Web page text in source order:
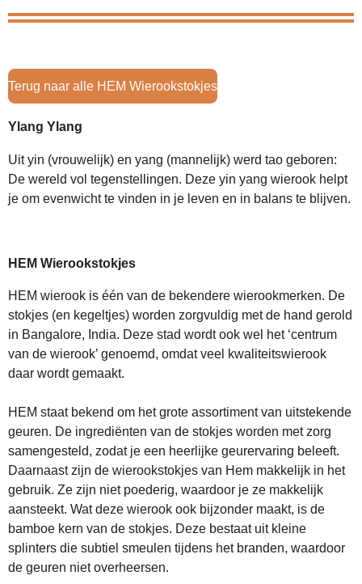
Terug naar alle HEM Wierookstokjes
Ylang Ylang
Uit yin (vrouwelijk) en yang (mannelijk) werd tao geboren:
De wereld vol tegenstellingen. Deze yin yang wierook helpt
je om evenwicht te vinden in je leven en in balans te blijven.
HEM Wierookstokjes
HEM wierook is één van de bekendere wierookmerken. De
stokjes (en kegeltjes) worden zorgvuldig met de hand gerold
in Bangalore, India. Deze stad wordt ook wel het ‘centrum
van de wierook’ genoemd, omdat veel kwaliteitswierook
daar wordt gemaakt.
HEM staat bekend om het grote assortiment van uitstekende
geuren. De ingrediënten van de stokjes worden met zorg
samengesteld, zodat je een heerlijke geurervaring beleeft.
Daarnaast zijn de wierookstokjes van Hem makkelijk in het
gebruik. Ze zijn niet poederig, waardoor je ze makkelijk
aansteekt. Wat deze wierook ook bijzonder maakt, is de
bamboe kern van de stokjes. Deze bestaat uit kleine
splinters die subtiel smeulen tijdens het branden, waardoor
de geuren niet overheersen.